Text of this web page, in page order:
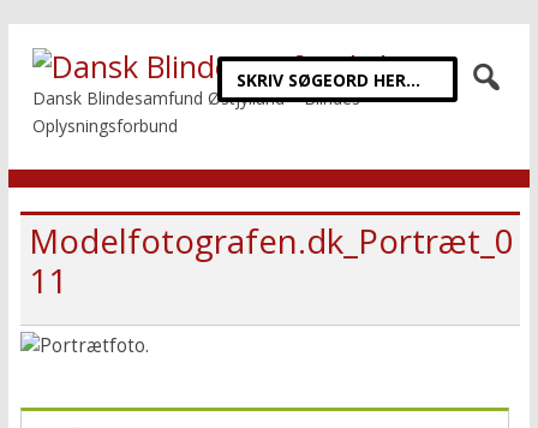
Dansk Blindesamfund Østjylland – Blindes
Oplysningsforbund
Modelfotografen.dk_Portræt_0
11